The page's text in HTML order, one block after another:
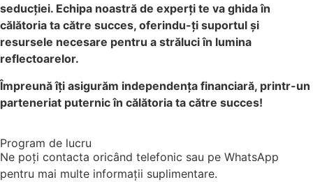
seducției. Echipa noastră de experți te va ghida în
călătoria ta către succes, oferindu-ți suportul și
resursele necesare pentru a străluci în lumina
reflectoarelor.
Împreună îți asigurăm independența financiară, printr-un
parteneriat puternic în călătoria ta către succes!
Program de lucru
Ne poți contacta oricând telefonic sau pe WhatsApp
pentru mai multe informații suplimentare.